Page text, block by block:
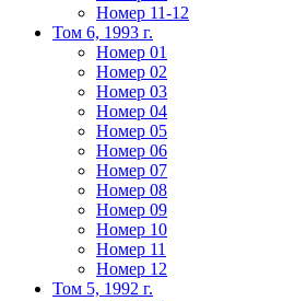
Номер 11-12
Том 6, 1993 г.
Номер 01
Номер 02
Номер 03
Номер 04
Номер 05
Номер 06
Номер 07
Номер 08
Номер 09
Номер 10
Номер 11
Номер 12
Том 5, 1992 г.